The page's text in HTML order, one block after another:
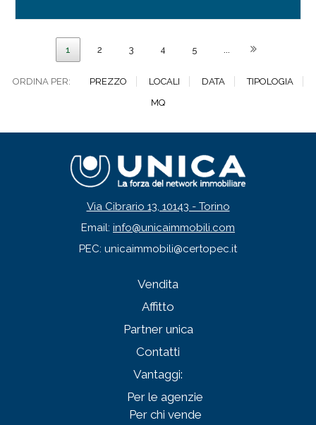
1 2 3 4 5 ...
ORDINA PER: PREZZO LOCALI DATA
TIPOLOGIA
MQ
Via Cibrario 13, 10143 - Torino
Email: info@unicaimmobili.com
PEC: unicaimmobili@certopec.it
Vendita
Affitto
Partner unica
Contatti
Vantaggi:
Per le agenzie
Per chi vende